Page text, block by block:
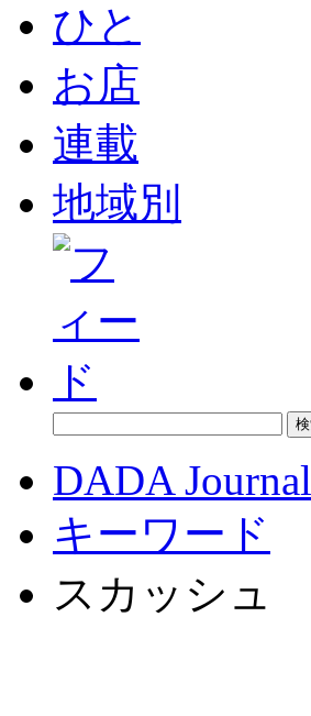
ひと
お店
連載
地域別
DADA Journal
キーワード
スカッシュ